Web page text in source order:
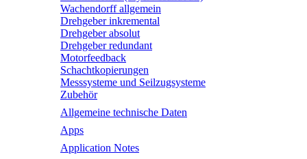
Wachendorff allgemein
Drehgeber inkremental
Drehgeber absolut
Drehgeber redundant
Motorfeedback
Schachtkopierungen
Messsysteme und Seilzugsysteme
Zubehör
Allgemeine technische Daten
Apps
Application Notes